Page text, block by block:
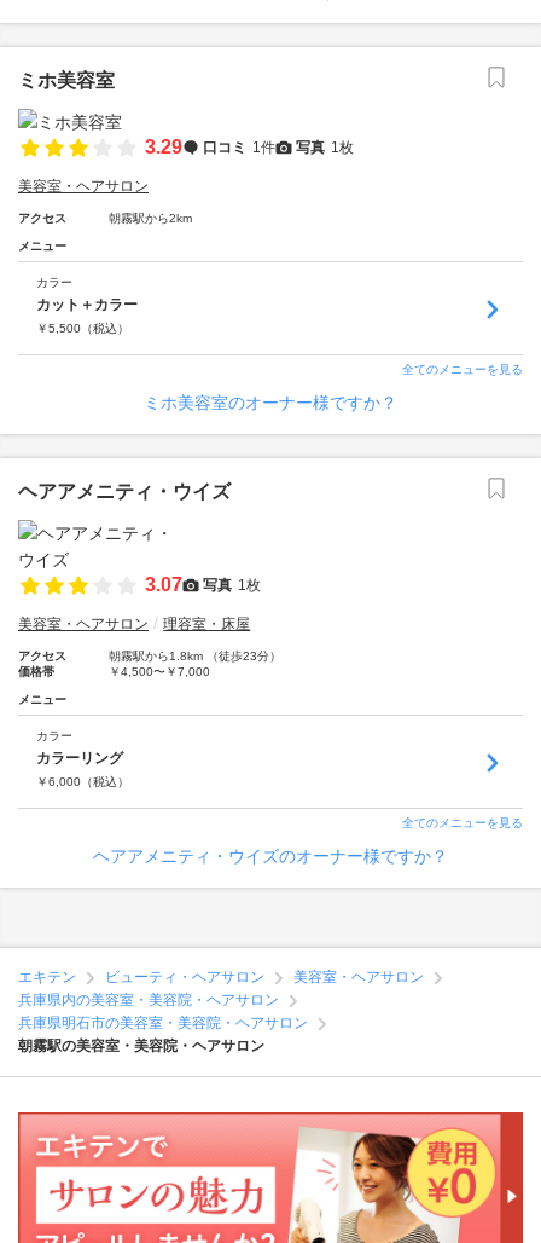
ミホ美容室
3.29 口コミ 1件 写真 1枚
美容室・ヘアサロン
アクセス 朝霧駅から2km
メニュー
カラー
カット＋カラー
￥5,500 （税込）
全てのメニューを見る
ミホ美容室のオーナー様ですか？
ヘアアメニティ・ウイズ
3.07 写真 1枚
美容室・ヘアサロン 理容室・床屋
アクセス
朝霧駅から1.8km （徒歩23分）
価格帯
￥4,500〜￥7,000
メニュー
カラー
カラーリング
￥6,000 （税込）
全てのメニューを見る
ヘアアメニティ・ウイズのオーナー様ですか？
エキテン ビューティ・ヘアサロン
美容室・ヘアサロン
兵庫県内の美容室・美容院・ヘアサロン
兵庫県明石市の美容室・美容院・ヘアサロン
朝霧駅の美容室・美容院・ヘアサロン